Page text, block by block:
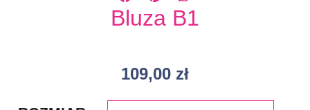
Bluza B1
109,00 zł